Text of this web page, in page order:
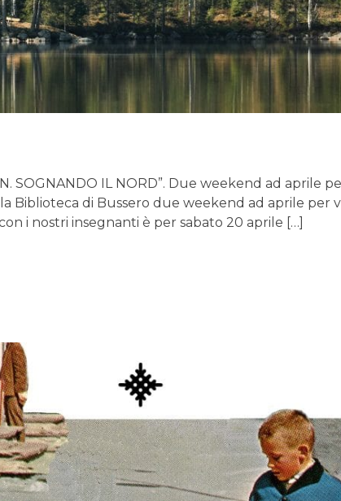
SOGNANDO IL NORD”. Due weekend ad aprile
Biblioteca di Bussero due weekend ad aprile per
i nostri insegnanti è per sabato 20 aprile […]